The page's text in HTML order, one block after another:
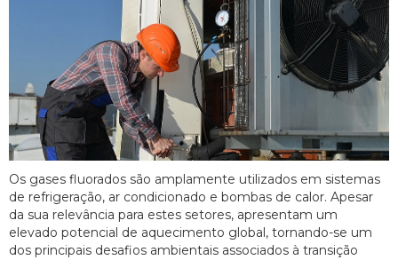
Os gases fluorados são amplamente utilizados em sistemas
de refrigeração, ar condicionado e bombas de calor. Apesar
da sua relevância para estes setores, apresentam um
elevado potencial de aquecimento global, tornando-se um
dos principais desafios ambientais associados à transição